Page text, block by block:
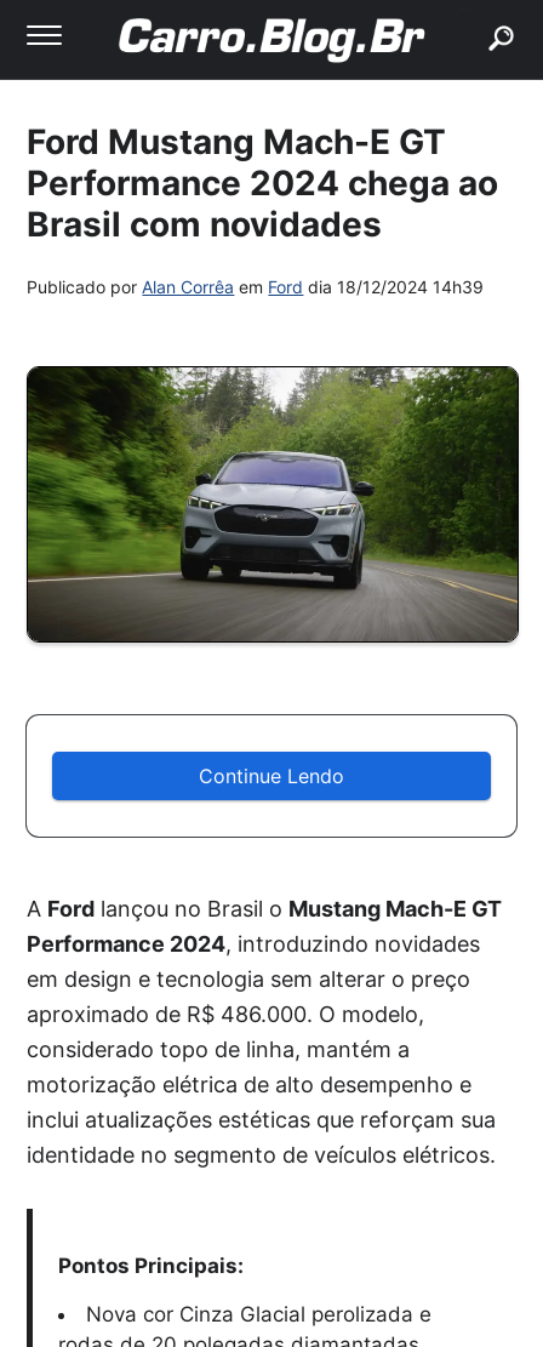
Ford Mustang Mach-E GT
Performance 2024 chega ao
Brasil com novidades
Publicado porAlan Corrêa em Ford dia18/12/2024 14h39
Continue Lendo
A Ford lançou no Brasil o Mustang Mach-E GT
Performance 2024, introduzindo novidades
em design e tecnologia sem alterar o preço
aproximado de R$ 486.000. O modelo,
considerado topo de linha, mantém a
motorização elétrica de alto desempenho e
inclui atualizações estéticas que reforçam sua
identidade no segmento de veículos elétricos.
Pontos Principais:
Nova cor Cinza Glacial perolizada e